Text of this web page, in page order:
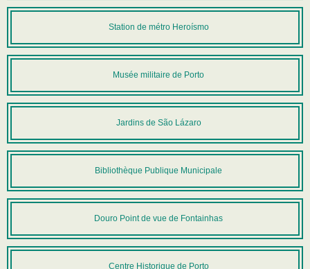
Station de métro Heroísmo
Musée militaire de Porto
Jardins de São Lázaro
Bibliothèque Publique Municipale
Douro Point de vue de Fontainhas
Centre Historique de Porto